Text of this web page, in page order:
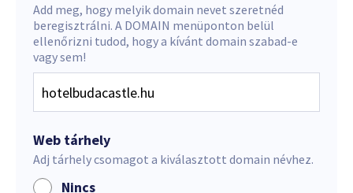
Add meg, hogy melyik domain nevet szeretnéd
beregisztrálni. A DOMAIN menüponton belül
ellenőrizni tudod, hogy a kívánt domain szabad-e
vagy sem!
Web tárhely
Adj tárhely csomagot a kiválasztott domain névhez.
Nincs